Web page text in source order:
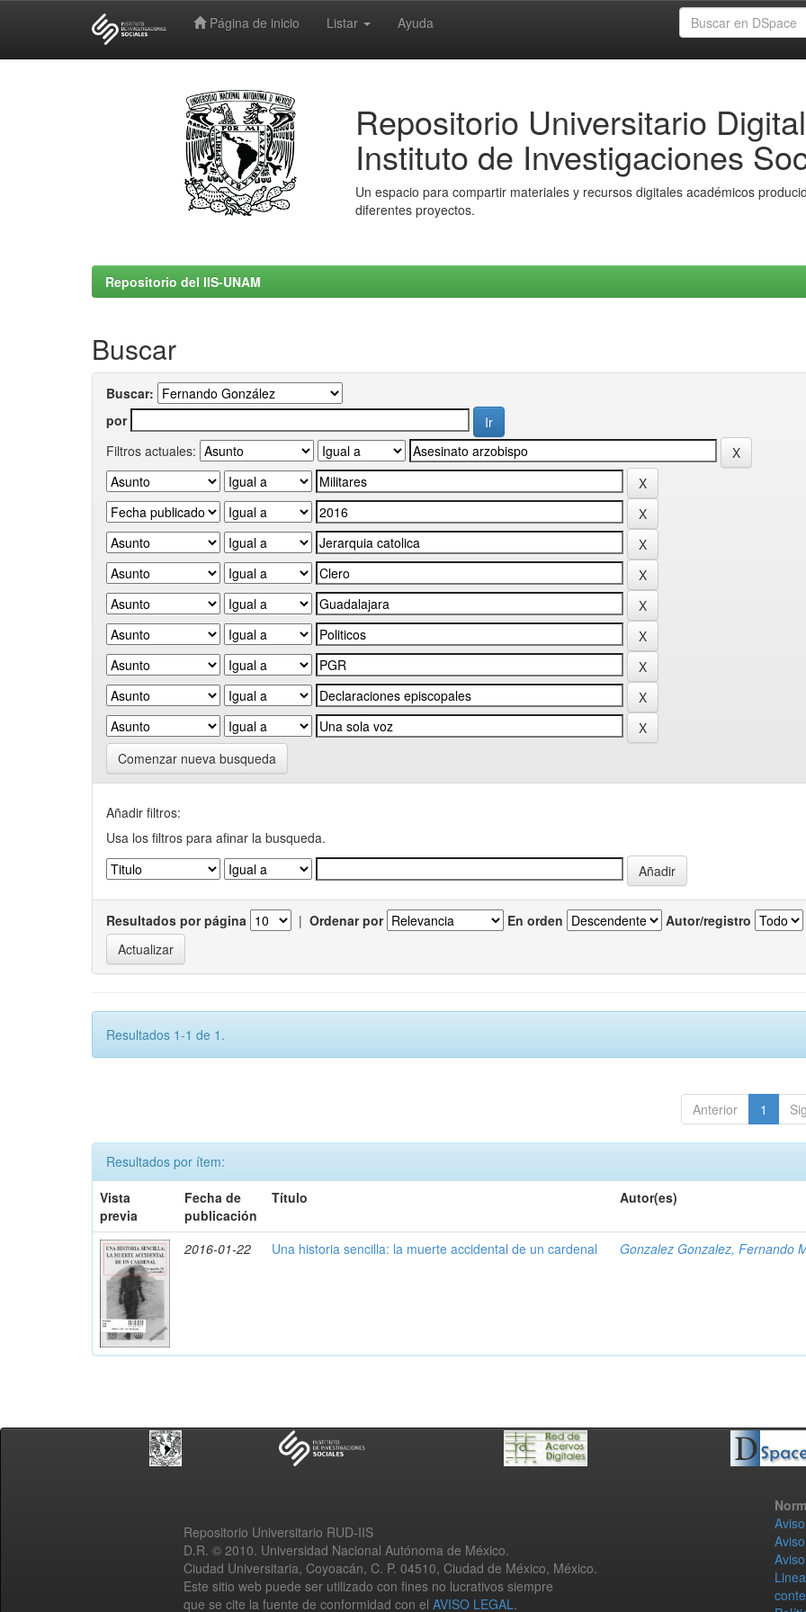
Página de inicio Listar Ayuda
Repositorio Universitario Digital
Instituto de Investigaciones
Un espacio para compartir materiales y recursos digitales académicos
diferentes proyectos.
Repositorio del IIS-UNAM
Buscar
Buscar:
por
Filtros actuales:
Comenzar nueva busqueda
Añadir filtros:
Usa los filtros para afinar la busqueda.
Resultados por página | Ordenar por En orden Autor/registro
Resultados 1-1 de 1.
Anterior 1
Resultados por ítem:
Vista
previa
Fecha de
publicación
Título Autor(es)
2016-01-22 Una historia sencilla: la muerte accidental de un cardenal Gonzalez Gonzalez, Fernando
Repositorio Universitario RUD-IIS
D.R. © 2010. Universidad Nacional Autónoma de México.
Ciudad Universitaria, Coyoacán, C. P. 04510, Ciudad de México, México.
Este sitio web puede ser utilizado con fines no lucrativos siempre
que se cite la fuente de conformidad con el AVISO LEGAL.